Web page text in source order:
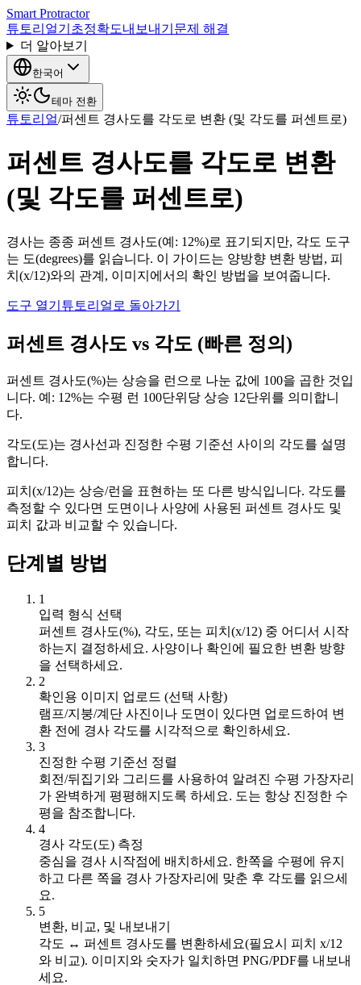
Smart Protractor
튜토리얼기초정확도내보내기 문제 해결
더 알아보기
한국어
테마 전환
튜토리얼/퍼센트 경사도를 각도로 변환 (및 각도를 퍼센트로)
퍼센트 경사도를 각도로 변환
(및 각도를 퍼센트로)
경사는 종종 퍼센트 경사도(예: 12%)로 표기되지만, 각도 도구
는 도(degrees)를 읽습니다. 이 가이드는 양방향 변환 방법, 피
치(x/12)와의 관계, 이미지에서의 확인 방법을 보여줍니다.
도구 열기 튜토리얼로 돌아가기
퍼센트 경사도 vs 각도 (빠른 정의)
퍼센트 경사도(%)는 상승을 런으로 나눈 값에 100을 곱한 것입
니다. 예: 12%는 수평 런 100단위당 상승 12단위를 의미합니
다.
각도(도)는 경사선과 진정한 수평 기준선 사이의 각도를 설명
합니다.
피치(x/12)는 상승/런을 표현하는 또 다른 방식입니다. 각도를
측정할 수 있다면 도면이나 사양에 사용된 퍼센트 경사도 및
피치 값과 비교할 수 있습니다.
단계별 방법
1
입력 형식 선택
퍼센트 경사도(%), 각도, 또는 피치(x/12) 중 어디서 시작
하는지 결정하세요. 사양이나 확인에 필요한 변환 방향
을 선택하세요.
2
확인용 이미지 업로드 (선택 사항)
램프/지붕/계단 사진이나 도면이 있다면 업로드하여 변
환 전에 경사 각도를 시각적으로 확인하세요.
3
진정한 수평 기준선 정렬
회전/뒤집기와 그리드를 사용하여 알려진 수평 가장자리
가 완벽하게 평평해지도록 하세요. 도는 항상 진정한 수
평을 참조합니다.
4
경사 각도(도) 측정
중심을 경사 시작점에 배치하세요. 한쪽을 수평에 유지
하고 다른 쪽을 경사 가장자리에 맞춘 후 각도를 읽으세
요.
5
변환, 비교, 및 내보내기
각도 ↔ 퍼센트 경사도를 변환하세요(필요시 피치 x/12
와 비교). 이미지와 숫자가 일치하면 PNG/PDF를 내보내
세요.